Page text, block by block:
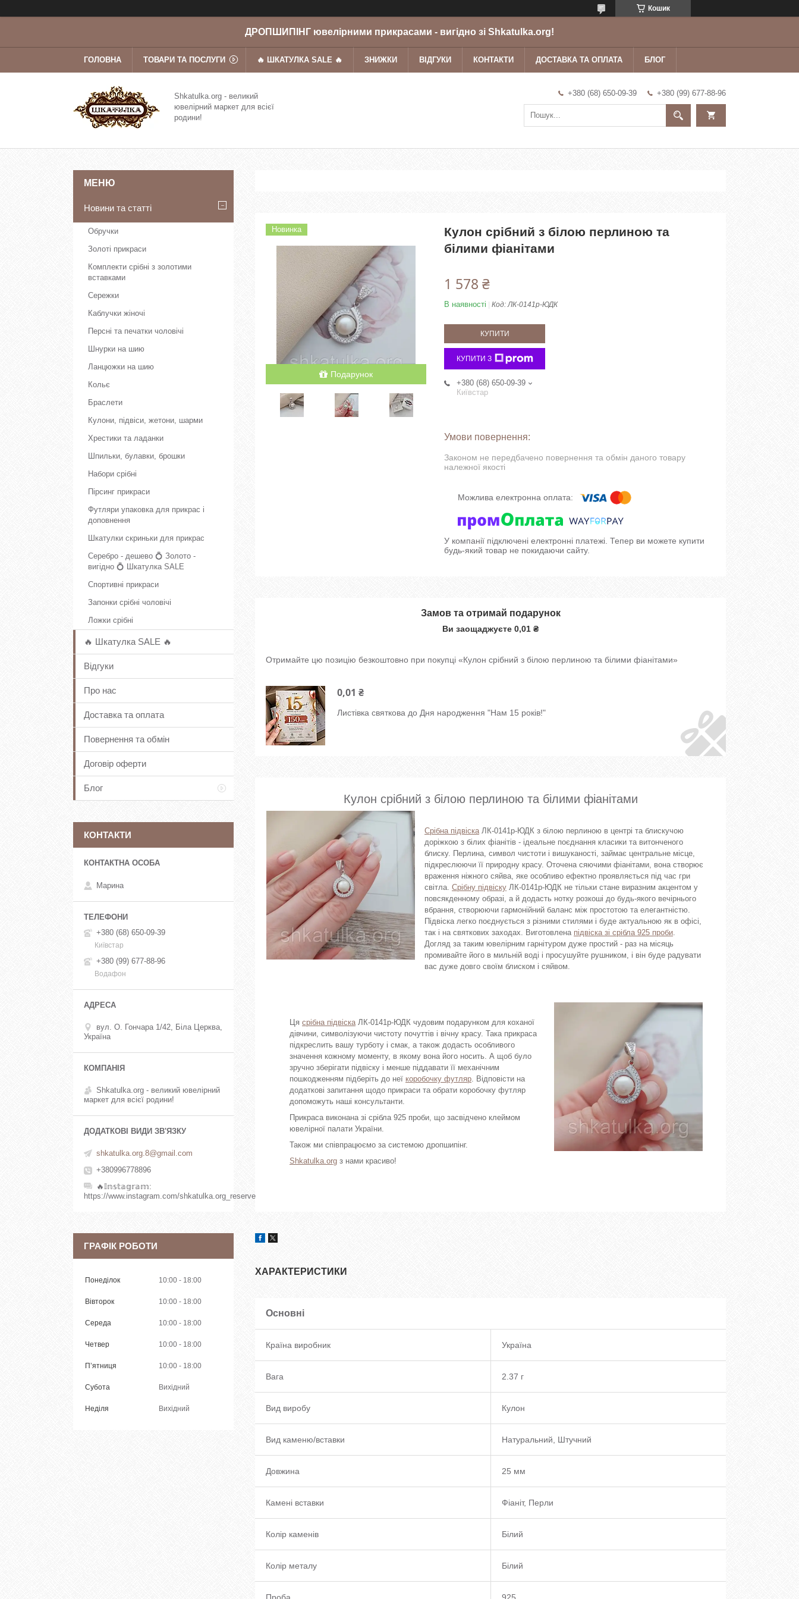
Кошик
ДРОПШИПІНГ ювелірними прикрасами - вигідно зі Shkatulka.org!
ГОЛОВНА ТОВАРИ ТА ПОСЛУГИ 🔥 ШКАТУЛКА SALE 🔥 ЗНИЖКИ ВІДГУКИ КОНТАКТИ ДОСТАВКА ТА ОПЛАТА БЛОГ
Shkatulka.org - великий
ювелірний маркет для всієї
родини!
+380 (68) 650-09-39 +380 (99) 677-88-96
Подарунок
Новинка
Кулон срібний з білою перлиною та
білими фіанітами
1 578 ₴
В наявності Код:ЛК-0141р-ЮДК
КУПИТИ
КУПИТИ З
+380 (68) 650-09-39
Київстар
Законом не передбачено повернення та обмін даного товару
належної якості
У компанії підключені електронні платежі. Тепер ви можете купити
будь-який товар не покидаючи сайту.
Замов та отримай подарунок
Ви заощаджуєте 0,01 ₴
Отримайте цю позицію безкоштовно при покупці «Кулон срібний з білою перлиною та білими фіанітами»
0,01 ₴
Листівка святкова до Дня народження "Нам 15 років!"
Кулон срібний з білою перлиною та білими фіанітами
Срібна підвіска ЛК-0141р-ЮДК з білою перлиною в центрі та блискучою
доріжкою з білих фіанітів - ідеальне поєднання класики та витонченого
блиску. Перлина, символ чистоти і вишуканості, займає центральне місце,
підкреслюючи її природну красу. Оточена сяючими фіанітами, вона створює
враження ніжного сяйва, яке особливо ефектно проявляється під час гри
світла. Срібну підвіску ЛК-0141р-ЮДК не тільки стане виразним акцентом у
повсякденному образі, а й додасть нотку розкоші до будь-якого вечірнього
вбрання, створюючи гармонійний баланс між простотою та елегантністю.
Підвіска легко поєднується з різними стилями і буде актуальною як в офісі,
так і на святкових заходах. Виготовлена підвіска зі срібла 925 проби
Догляд за таким ювелірним гарнітуром дуже простий - раз на місяць
промивайте його в мильній воді і просушуйте рушником, і він буде радувати
вас дуже довго своїм блиском і сяйвом.
Ця срібна підвіска ЛК-0141р-ЮДК чудовим подарунком для коханої
дівчини, символізуючи чистоту почуттів і вічну красу. Така прикраса
підкреслить вашу турботу і смак, а також додасть особливого
значення кожному моменту, в якому вона його носить. А щоб було
зручно зберігати підвіску і менше піддавати її механічним
пошкодженням підберіть до неї коробочку футляр . Відповісти на
додаткові запитання щодо прикраси та обрати коробочку футляр
допоможуть наші консультанти.
Прикраса виконана зі срібла 925 проби, що засвідчено клеймом
ювелірної палати України.
Також ми співпрацюємо за системою дропшипінг.
Shkatulka.org з нами красиво!
ХАРАКТЕРИСТИКИ
Основні
Країна виробник Україна
Вага 2.37 г
Вид виробу Кулон
Вид каменю/вставки Натуральний, Штучний
Довжина 25 мм
Камені вставки Фіаніт, Перли
Колір каменів Білий
Колір металу Білий
Новини та статті
Обручки
Золоті прикраси
Комплекти срібні з золотими
вставками
Сережки
Каблучки жіночі
Персні та печатки чоловічі
Шнурки на шию
Ланцюжки на шию
Кольє
Браслети
Кулони, підвіси, жетони, шарми
Хрестики та ладанки
Шпильки, булавки, брошки
Набори срібні
Пірсинг прикраси
Футляри упаковка для прикрас і
доповнення
Шкатулки скриньки для прикрас
Серебро - дешево 💍 Золото -
вигідно 💍 Шкатулка SALE
Спортивні прикраси
Запонки срібні чоловічі
Ложки срібні
🔥 Шкатулка SALE 🔥
Відгуки
Про нас
Доставка та оплата
Повернення та обмін
Договір оферти
Блог
КОНТАКТИ
Марина
+380 (68) 650-09-39
Київстар
+380 (99) 677-88-96
Водафон
вул. О. Гончара 1/42, Біла Церква,
Україна
Shkatulka.org - великий ювелірний
маркет для всієї родини!
shkatulka.org.8@gmail.com
+380996778896
🔥𝕀𝕟𝕤𝕥𝕒𝕘𝕣𝕒𝕞
https://www.instagram.com/shkatulka.org_reserve
ГРАФІК РОБОТИ
Понеділок 10:00 18:00
Вівторок 10:00 18:00
Середа 10:00 18:00
Четвер 10:00 18:00
Пʼятниця 10:00 18:00
Субота Вихідний
Неділя Вихідний